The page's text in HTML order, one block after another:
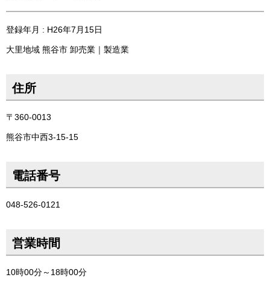
登録年月 : H26年7月15日
大里地域 熊谷市 卸売業｜製造業
住所
〒360-0013
熊谷市中西3-15-15
電話番号
048-526-0121
営業時間
10時00分～18時00分